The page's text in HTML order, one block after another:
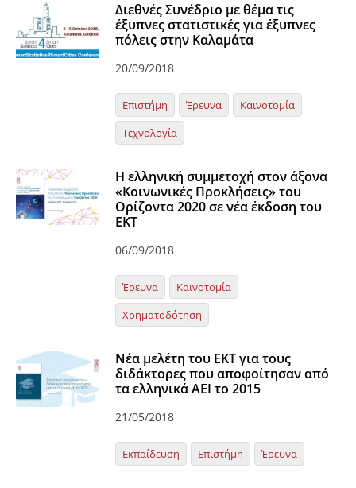
Διεθνές Συνέδριο με θέμα τις
έξυπνες στατιστικές για έξυπνες
πόλεις στην Καλαμάτα
20/09/2018
Επιστήμη Έρευνα
Καινοτομία
Τεχνολογία
Η ελληνική συμμετοχή στον άξονα
«Κοινωνικές Προκλήσεις» του
Ορίζοντα 2020 σε νέα έκδοση του
ΕΚΤ
06/09/2018
Έρευνα
Καινοτομία
Χρηματοδότηση
Νέα μελέτη του EKT για τους
διδάκτορες που αποφοίτησαν από
τα ελληνικά ΑΕΙ το 2015
21/05/2018
Εκπαίδευση Επιστήμη Έρευνα